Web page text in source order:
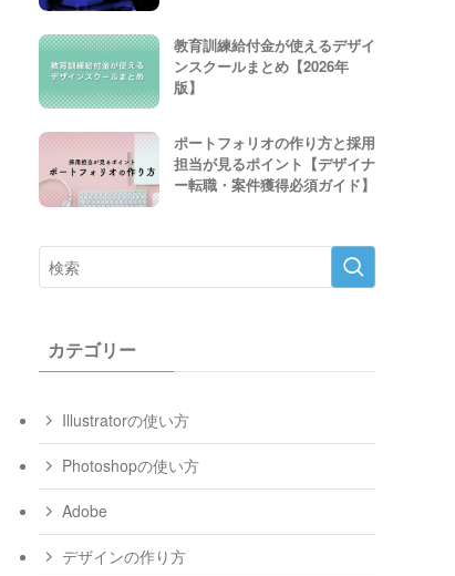
教育訓練給付金が使えるデザイ
ンスクールまとめ【2026年
版】
ポートフォリオの作り方と採用
担当が見るポイント【デザイナ
ー転職・案件獲得必須ガイド】
カテゴリー
Illustratorの使い方
Photoshopの使い方
Adobe
デザインの作り方